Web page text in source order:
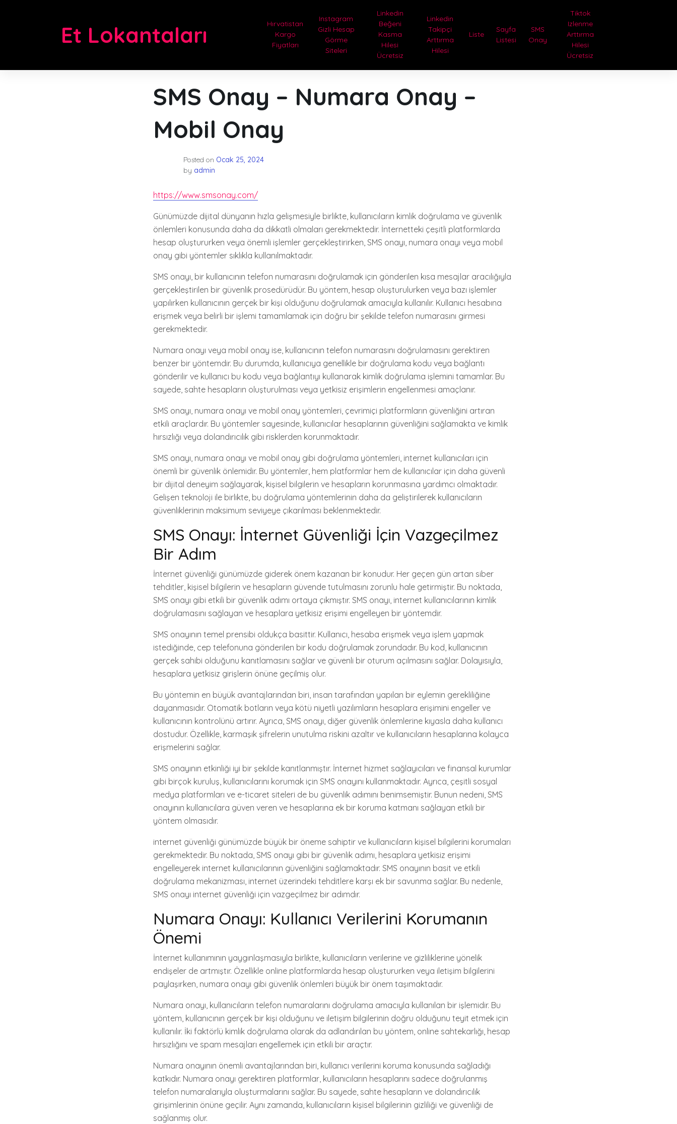
Et Lokantaları
Hırvatistan
Kargo
Fiyatları
Instagram
Gizli Hesap
Görme
Siteleri
Linkedin
Beğeni
Kasma
Hilesi
Ücretsiz
Linkedin
Takipçi
Arttırma
Hilesi
Liste
Sayfa
Listesi
SMS
Onay
Tiktok
Izlenme
Arttırma
Hilesi
Ücretsiz
SMS Onay – Numara Onay –
Mobil Onay
Posted on Ocak 25, 2024
by admin
https://www.smsonay.com/
Günümüzde dijital dünyanın hızla gelişmesiyle birlikte, kullanıcıların kimlik doğrulama ve güvenlik
önlemleri konusunda daha da dikkatli olmaları gerekmektedir. İnternetteki çeşitli platformlarda
hesap oluştururken veya önemli işlemler gerçekleştirirken, SMS onayı, numara onayı veya mobil
onay gibi yöntemler sıklıkla kullanılmaktadır.
SMS onayı, bir kullanıcının telefon numarasını doğrulamak için gönderilen kısa mesajlar aracılığıyla
gerçekleştirilen bir güvenlik prosedürüdür. Bu yöntem, hesap oluşturulurken veya bazı işlemler
yapılırken kullanıcının gerçek bir kişi olduğunu doğrulamak amacıyla kullanılır. Kullanıcı hesabına
erişmek veya belirli bir işlemi tamamlamak için doğru bir şekilde telefon numarasını girmesi
gerekmektedir.
Numara onayı veya mobil onay ise, kullanıcının telefon numarasını doğrulamasını gerektiren
benzer bir yöntemdir. Bu durumda, kullanıcıya genellikle bir doğrulama kodu veya bağlantı
gönderilir ve kullanıcı bu kodu veya bağlantıyı kullanarak kimlik doğrulama işlemini tamamlar. Bu
sayede, sahte hesapların oluşturulması veya yetkisiz erişimlerin engellenmesi amaçlanır.
SMS onayı, numara onayı ve mobil onay yöntemleri, çevrimiçi platformların güvenliğini artıran
etkili araçlardır. Bu yöntemler sayesinde, kullanıcılar hesaplarının güvenliğini sağlamakta ve kimlik
hırsızlığı veya dolandırıcılık gibi risklerden korunmaktadır.
SMS onayı, numara onayı ve mobil onay gibi doğrulama yöntemleri, internet kullanıcıları için
önemli bir güvenlik önlemidir. Bu yöntemler, hem platformlar hem de kullanıcılar için daha güvenli
bir dijital deneyim sağlayarak, kişisel bilgilerin ve hesapların korunmasına yardımcı olmaktadır.
Gelişen teknoloji ile birlikte, bu doğrulama yöntemlerinin daha da geliştirilerek kullanıcıların
güvenliklerinin maksimum seviyeye çıkarılması beklenmektedir.
SMS Onayı: İnternet Güvenliği İçin Vazgeçilmez
Bir Adım
İnternet güvenliği günümüzde giderek önem kazanan bir konudur. Her geçen gün artan siber
tehditler, kişisel bilgilerin ve hesapların güvende tutulmasını zorunlu hale getirmiştir. Bu noktada,
SMS onayı gibi etkili bir güvenlik adımı ortaya çıkmıştır. SMS onayı, internet kullanıcılarının kimlik
doğrulamasını sağlayan ve hesaplara yetkisiz erişimi engelleyen bir yöntemdir.
SMS onayının temel prensibi oldukça basittir. Kullanıcı, hesaba erişmek veya işlem yapmak
istediğinde, cep telefonuna gönderilen bir kodu doğrulamak zorundadır. Bu kod, kullanıcının
gerçek sahibi olduğunu kanıtlamasını sağlar ve güvenli bir oturum açılmasını sağlar. Dolayısıyla,
hesaplara yetkisiz girişlerin önüne geçilmiş olur.
Bu yöntemin en büyük avantajlarından biri, insan tarafından yapılan bir eylemin gerekliliğine
dayanmasıdır. Otomatik botların veya kötü niyetli yazılımların hesaplara erişimini engeller ve
kullanıcının kontrolünü artırır. Ayrıca, SMS onayı, diğer güvenlik önlemlerine kıyasla daha kullanıcı
dostudur. Özellikle, karmaşık şifrelerin unutulma riskini azaltır ve kullanıcıların hesaplarına kolayca
erişmelerini sağlar.
SMS onayının etkinliği iyi bir şekilde kanıtlanmıştır. İnternet hizmet sağlayıcıları ve finansal kurumlar
gibi birçok kuruluş, kullanıcılarını korumak için SMS onayını kullanmaktadır. Ayrıca, çeşitli sosyal
medya platformları ve e-ticaret siteleri de bu güvenlik adımını benimsemiştir. Bunun nedeni, SMS
onayının kullanıcılara güven veren ve hesaplarına ek bir koruma katmanı sağlayan etkili bir
yöntem olmasıdır.
internet güvenliği günümüzde büyük bir öneme sahiptir ve kullanıcıların kişisel bilgilerini korumaları
gerekmektedir. Bu noktada, SMS onayı gibi bir güvenlik adımı, hesaplara yetkisiz erişimi
engelleyerek internet kullanıcılarının güvenliğini sağlamaktadır. SMS onayının basit ve etkili
doğrulama mekanizması, internet üzerindeki tehditlere karşı ek bir savunma sağlar. Bu nedenle,
SMS onayı internet güvenliği için vazgeçilmez bir adımdır.
Numara Onayı: Kullanıcı Verilerini Korumanın
Önemi
İnternet kullanımının yaygınlaşmasıyla birlikte, kullanıcıların verilerine ve gizliliklerine yönelik
endişeler de artmıştır. Özellikle online platformlarda hesap oluştururken veya iletişim bilgilerini
paylaşırken, numara onayı gibi güvenlik önlemleri büyük bir önem taşımaktadır.
Numara onayı, kullanıcıların telefon numaralarını doğrulama amacıyla kullanılan bir işlemidir. Bu
yöntem, kullanıcının gerçek bir kişi olduğunu ve iletişim bilgilerinin doğru olduğunu teyit etmek için
kullanılır. İki faktörlü kimlik doğrulama olarak da adlandırılan bu yöntem, online sahtekarlığı, hesap
hırsızlığını ve spam mesajları engellemek için etkili bir araçtır.
Numara onayının önemli avantajlarından biri, kullanıcı verilerini koruma konusunda sağladığı
katkıdır. Numara onayı gerektiren platformlar, kullanıcıların hesaplarını sadece doğrulanmış
telefon numaralarıyla oluşturmalarını sağlar. Bu sayede, sahte hesapların ve dolandırıcılık
girişimlerinin önüne geçilir. Aynı zamanda, kullanıcıların kişisel bilgilerinin gizliliği ve güvenliği de
sağlanmış olur.